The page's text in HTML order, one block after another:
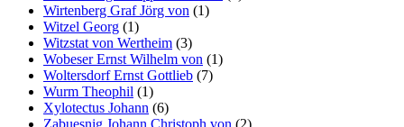
Wirtenberg Graf Jörg von (1)
Witzel Georg (1)
Witzstat von Wertheim (3)
Wobeser Ernst Wilhelm von (1)
Woltersdorf Ernst Gottlieb (7)
Wurm Theophil (1)
Xylotectus Johann (6)
Zabuesnig Johann Christoph von (2)